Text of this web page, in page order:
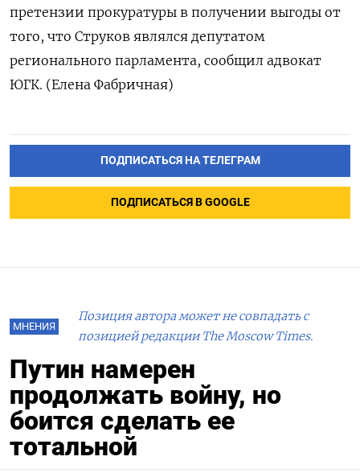
претензии прокуратуры в получении выгоды от
того, что Струков являлся депутатом
регионального парламента, сообщил адвокат
ЮГК. (Елена Фабричная)
ПОДПИСАТЬСЯ НА ТЕЛЕГРАМ
ПОДПИСАТЬСЯ В GOOGLE
МНЕНИЯ
Позиция автора может не совпадать с
позицией редакции The Moscow Times.
Путин намерен
продолжать войну, но
боится сделать ее
тотальной